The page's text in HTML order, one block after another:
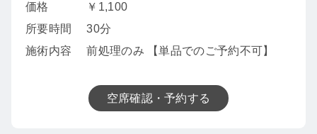
価格
￥1,100
所要時間
30分
施術内容
前処理のみ 【単品でのご予約不可】
空席確認・予約する